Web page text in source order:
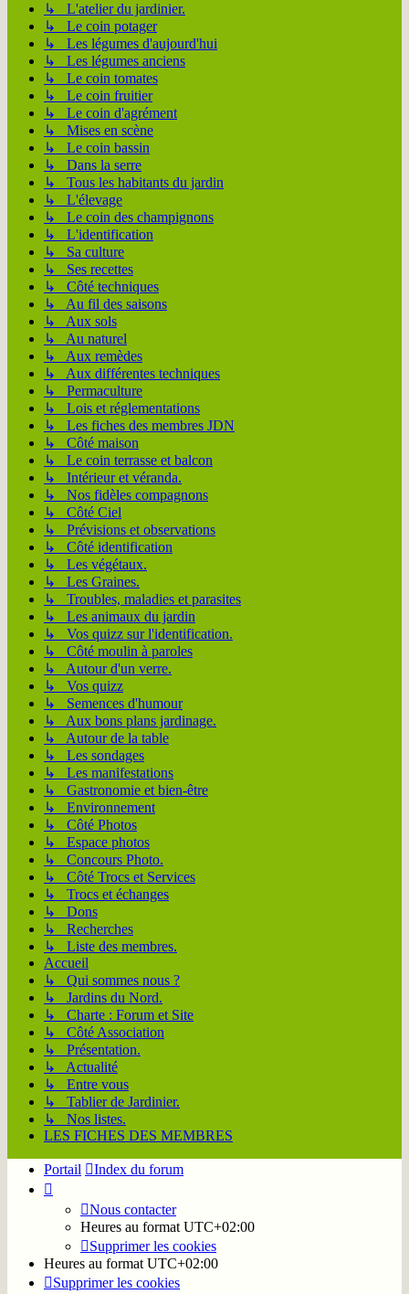
↳ L'atelier du jardinier.
↳ Le coin potager
↳ Les légumes d'aujourd'hui
↳ Les légumes anciens
↳ Le coin tomates
↳ Le coin fruitier
↳ Le coin d'agrément
↳ Mises en scène
↳ Le coin bassin
↳ Dans la serre
↳ Tous les habitants du jardin
↳ L'élevage
↳ Le coin des champignons
↳ L'identification
↳ Sa culture
↳ Ses recettes
↳ Côté techniques
↳ Au fil des saisons
↳ Aux sols
↳ Au naturel
↳ Aux remèdes
↳ Aux différentes techniques
↳ Permaculture
↳ Lois et réglementations
↳ Les fiches des membres JDN
↳ Côté maison
↳ Le coin terrasse et balcon
↳ Intérieur et véranda.
↳ Nos fidèles compagnons
↳ Côté Ciel
↳ Prévisions et observations
↳ Côté identification
↳ Les végétaux.
↳ Les Graines.
↳ Troubles, maladies et parasites
↳ Les animaux du jardin
↳ Vos quizz sur l'identification.
↳ Côté moulin à paroles
↳ Autour d'un verre.
↳ Vos quizz
↳ Semences d'humour
↳ Aux bons plans jardinage.
↳ Autour de la table
↳ Les sondages
↳ Les manifestations
↳ Gastronomie et bien-être
↳ Environnement
↳ Côté Photos
↳ Espace photos
↳ Concours Photo.
↳ Côté Trocs et Services
↳ Trocs et échanges
↳ Dons
↳ Recherches
↳ Liste des membres.
Accueil
↳ Qui sommes nous ?
↳ Jardins du Nord.
↳ Charte : Forum et Site
↳ Côté Association
↳ Présentation.
↳ Actualité
↳ Entre vous
↳ Tablier de Jardinier.
↳ Nos listes.
LES FICHES DES MEMBRES
Portail Index du forum
Nous contacter
Heures au format UTC+02:00
Supprimer les cookies
Heures au format UTC+02:00
Supprimer les cookies